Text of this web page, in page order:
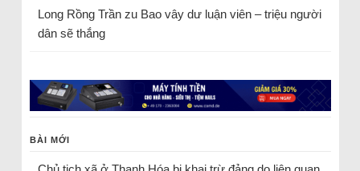
Long Rồng Trầnzu Bao vây dư luận viên – triệu người
dân sẽ thắng
BÀI MỚI